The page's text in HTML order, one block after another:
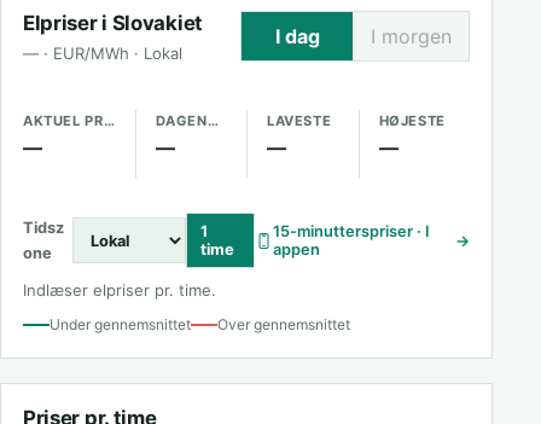
Elpriser i Slovakiet
— · EUR/MWh · Lokal
I dag I morgen
AKTUEL PRIS
—
DAGENS GENNEMSNIT
—
LAVESTE
—
HØJESTE
—
Tidsz
one
1
time
15-minutterspriser · I
appen
→
Indlæser elpriser pr. time.
Under gennemsnittet Over gennemsnittet
Priser pr. time